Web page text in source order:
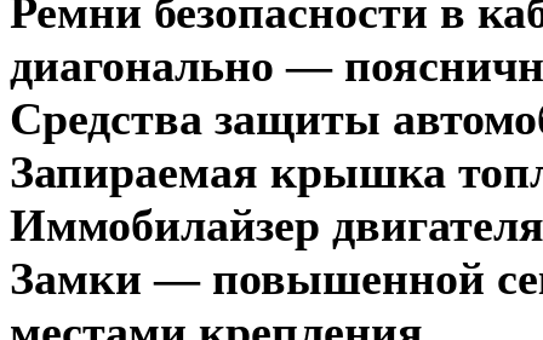
Ремни безопасности в
диагонально —
Средства защиты
Запираемая крышка
Иммобилайзер
Замки — повышенной